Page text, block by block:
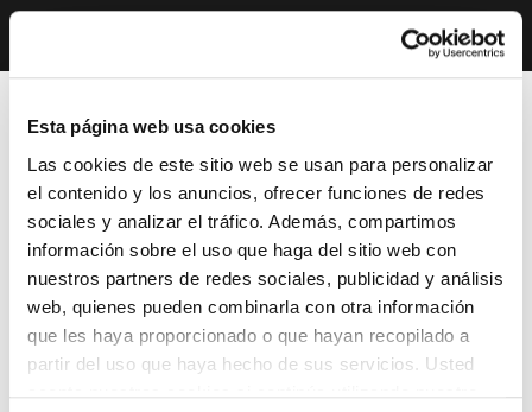
Esta página web usa cookies
Las cookies de este sitio web se usan para personalizar
el contenido y los anuncios, ofrecer funciones de redes
sociales y analizar el tráfico. Además, compartimos
información sobre el uso que haga del sitio web con
nuestros partners de redes sociales, publicidad y análisis
web, quienes pueden combinarla con otra información
que les haya proporcionado o que hayan recopilado a
partir del uso que haya hecho de sus servicios. Usted